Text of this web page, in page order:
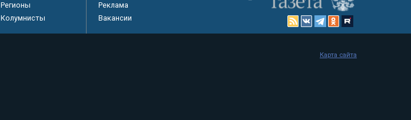
Регионы
Колумнисты
Реклама
Вакансии
Карта сайта